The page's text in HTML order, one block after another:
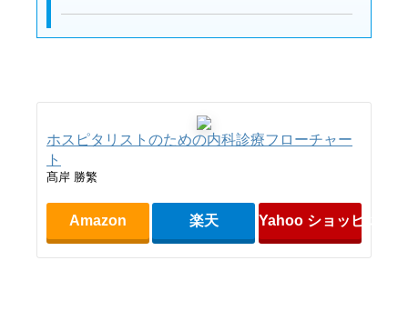
ホスピタリストのための内科診療フローチャー
ト
髙岸 勝繁
Amazon 楽天 Yahoo ショッピング